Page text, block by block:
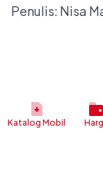
Penulis: Nisa
Katalog Mobil